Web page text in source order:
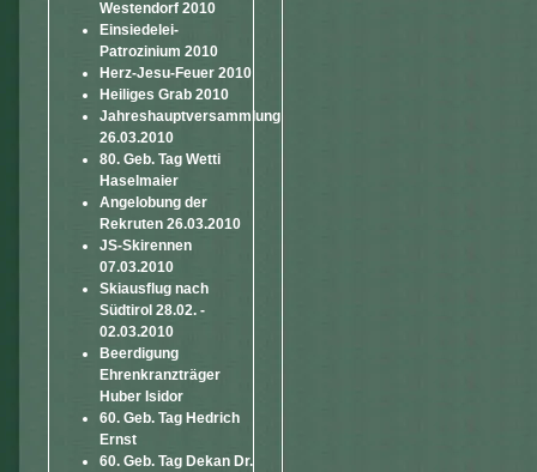
Westendorf 2010
Einsiedelei-
Patrozinium 2010
Herz-Jesu-Feuer 2010
Heiliges Grab 2010
Jahreshauptversammlung
26.03.2010
80. Geb. Tag Wetti
Haselmaier
Angelobung der
Rekruten 26.03.2010
JS-Skirennen
07.03.2010
Skiausflug nach
Südtirol 28.02. -
02.03.2010
Beerdigung
Ehrenkranzträger
Huber Isidor
60. Geb. Tag Hedrich
Ernst
60. Geb. Tag Dekan Dr.